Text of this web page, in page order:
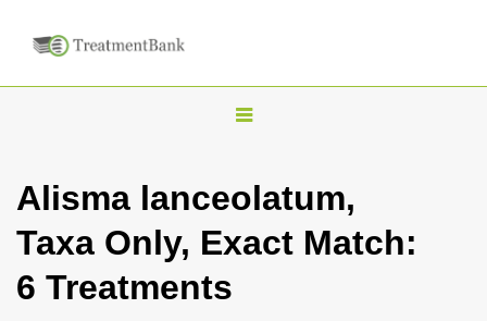
T
g
l
Alisma lanceolatum,
Taxa Only, Exact Match:
6 Treatments